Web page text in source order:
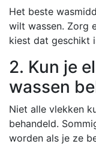
Het beste
wilt wassen. Zorg
kiest dat geschikt
2. Kun je
wassen
Niet alle vlekken
behandeld.
worden als je ze